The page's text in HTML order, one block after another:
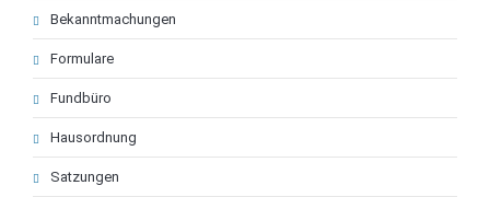
Bekanntmachungen
Formulare
Fundbüro
Hausordnung
Satzungen